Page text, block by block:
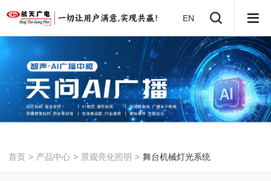
EN
首页 > 产品中心 > 景观亮化照明 > 舞台机械灯光系统